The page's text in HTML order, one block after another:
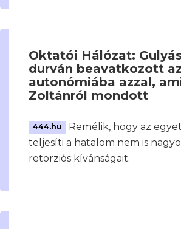
Oktatói Hálózat:
durván beavatkozott
autonómiába azzal,
Zoltánról mondott
444.hu
Remélik, hogy az
teljesíti a hatalom nem is
retorziós kívánságait.